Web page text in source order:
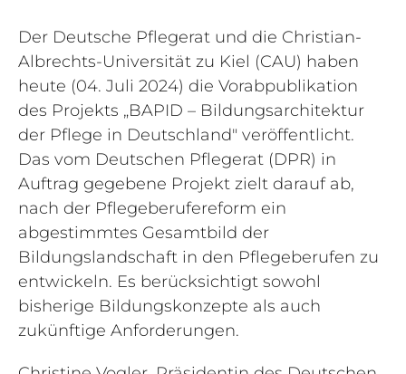
Der Deutsche Pflegerat und die Christian-
Albrechts-Universität zu Kiel (CAU) haben
heute (04. Juli 2024) die Vorabpublikation
des Projekts „BAPID – Bildungsarchitektur
der Pflege in Deutschland" veröffentlicht.
Das vom Deutschen Pflegerat (DPR) in
Auftrag gegebene Projekt zielt darauf ab,
nach der Pflegeberufereform ein
abgestimmtes Gesamtbild der
Bildungslandschaft in den Pflegeberufen zu
entwickeln. Es berücksichtigt sowohl
bisherige Bildungskonzepte als auch
zukünftige Anforderungen.